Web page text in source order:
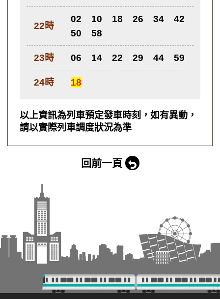
22時
02 10 18 26 34
42
50
58
23時 06 14 22 29 44 59
24時 18
以上資訊為列車預定發車時刻，如有異動，
請以實際列車調度狀況為準
回前一頁